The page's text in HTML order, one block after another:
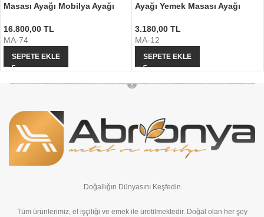
Masası Ayağı Mobilya Ayağı
16.800,00 TL
MA-74
SEPETE EKLE
Ayağı Yemek Masası Ayağı
3.180,00 TL
MA-12
SEPETE EKLE
Doğallığın Dünyasını Keşfedin
Tüm ürünlerimiz, el işçiliği ve emek ile üretilmektedir. Doğal olan her şey